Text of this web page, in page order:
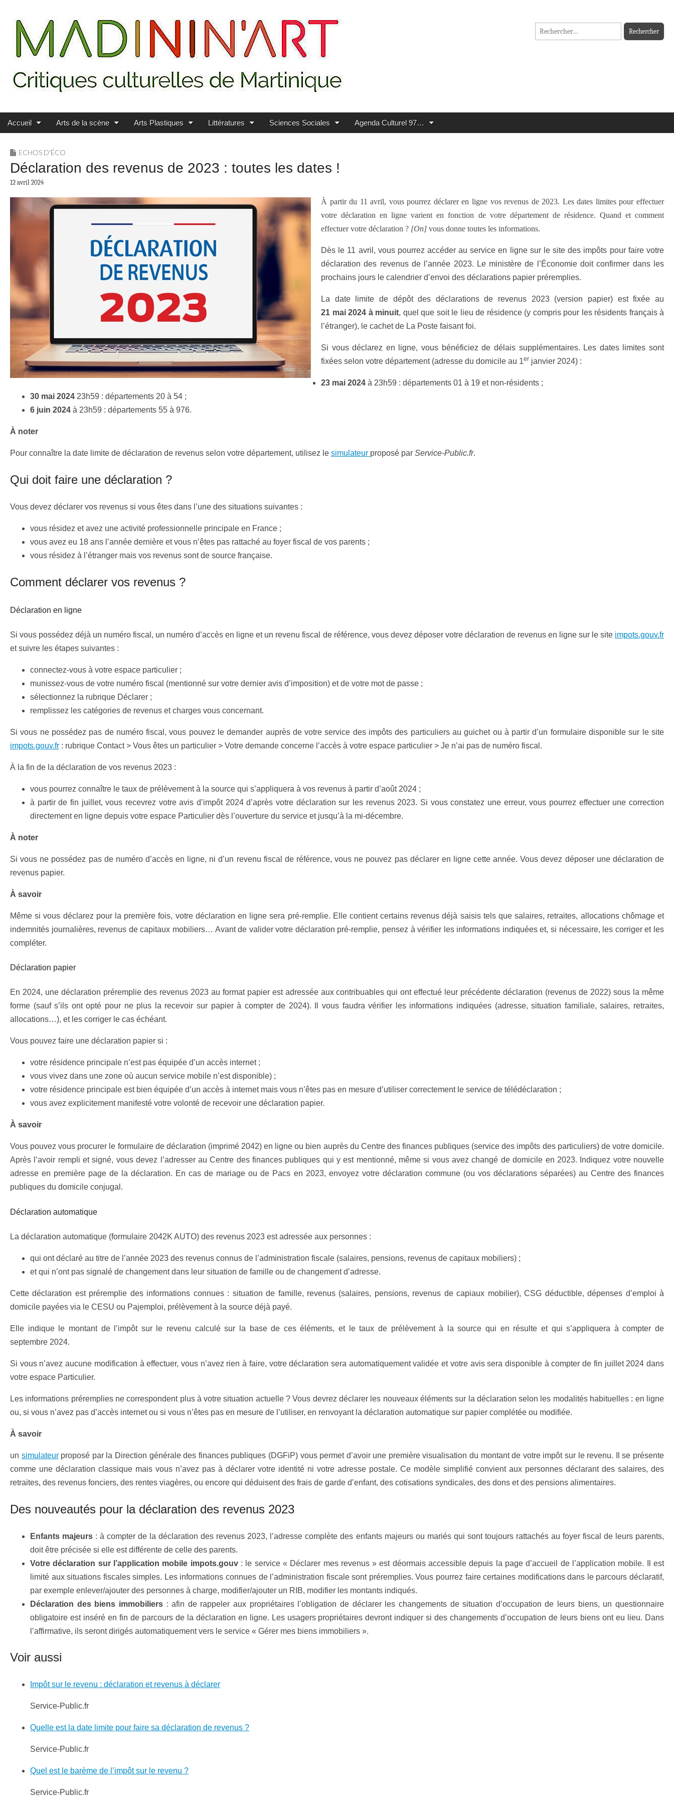
MADININ'ART
Rechercher :
Main menu
Skip to content
Accueil Arts de la scène Arts Plastiques Littératures Sciences Sociales Agenda Culturel 97…
ECHOS D'ÉCO
Déclaration des revenus de 2023 : toutes les dates !
12 avril 2024
À partir du 11 avril, vous pourrez déclarer en ligne vos revenus de 2023. Les dates limites pour effectuer
votre déclaration en ligne varient en fonction de votre département de résidence. Quand et comment
effectuer votre déclaration ? [On] vous donne toutes les informations.
Dès le 11 avril, vous pourrez accéder au service en ligne sur le site des impôts pour faire votre
déclaration des revenus de l’année 2023. Le ministère de l’Économie doit confirmer dans les
prochains jours le calendrier d’envoi des déclarations papier préremplies.
La date limite de dépôt des déclarations de revenus 2023 (version papier) est fixée au
21 mai 2024 à minuit, quel que soit le lieu de résidence (y compris pour les résidents français à
l’étranger), le cachet de La Poste faisant foi.
Si vous déclarez en ligne, vous bénéficiez de délais supplémentaires. Les dates limites sont
fixées selon votre département (adresse du domicile au 1er janvier 2024) :
23 mai 2024 à 23h59 : départements 01 à 19 et non-résidents ;
30 mai 2024 23h59 : départements 20 à 54 ;
6 juin 2024 à 23h59 : départements 55 à 976.
À noter
Pour connaître la date limite de déclaration de revenus selon votre département, utilisez le simulateur proposé par Service-Public.fr.
Qui doit faire une déclaration ?
Vous devez déclarer vos revenus si vous êtes dans l’une des situations suivantes :
vous résidez et avez une activité professionnelle principale en France ;
vous avez eu 18 ans l’année dernière et vous n’êtes pas rattaché au foyer fiscal de vos parents ;
vous résidez à l’étranger mais vos revenus sont de source française.
Comment déclarer vos revenus ?
Déclaration en ligne
Si vous possédez déjà un numéro fiscal, un numéro d’accès en ligne et un revenu fiscal de référence, vous devez déposer votre déclaration de revenus en ligne sur le site impots.gouv.fr
et suivre les étapes suivantes :
connectez-vous à votre espace particulier ;
munissez-vous de votre numéro fiscal (mentionné sur votre dernier avis d’imposition) et de votre mot de passe ;
sélectionnez la rubrique Déclarer ;
remplissez les catégories de revenus et charges vous concernant.
Si vous ne possédez pas de numéro fiscal, vous pouvez le demander auprès de votre service des impôts des particuliers au guichet ou à partir d’un formulaire disponible sur le site
impots.gouv.fr : rubrique Contact > Vous êtes un particulier > Votre demande concerne l’accès à votre espace particulier > Je n’ai pas de numéro fiscal.
À la fin de la déclaration de vos revenus 2023 :
vous pourrez connaître le taux de prélèvement à la source qui s’appliquera à vos revenus à partir d’août 2024 ;
à partir de fin juillet, vous recevrez votre avis d’impôt 2024 d’après votre déclaration sur les revenus 2023. Si vous constatez une erreur, vous pourrez effectuer une correction
directement en ligne depuis votre espace Particulier dès l’ouverture du service et jusqu’à la mi-décembre.
À noter
Si vous ne possédez pas de numéro d’accès en ligne, ni d’un revenu fiscal de référence, vous ne pouvez pas déclarer en ligne cette année. Vous devez déposer une déclaration de
revenus papier.
À savoir
Même si vous déclarez pour la première fois, votre déclaration en ligne sera pré-remplie. Elle contient certains revenus déjà saisis tels que salaires, retraites, allocations chômage et
indemnités journalières, revenus de capitaux mobiliers… Avant de valider votre déclaration pré-remplie, pensez à vérifier les informations indiquées et, si nécessaire, les corriger et les
compléter.
Déclaration papier
En 2024, une déclaration préremplie des revenus 2023 au format papier est adressée aux contribuables qui ont effectué leur précédente déclaration (revenus de 2022) sous la même
forme (sauf s’ils ont opté pour ne plus la recevoir sur papier à compter de 2024). Il vous faudra vérifier les informations indiquées (adresse, situation familiale, salaires, retraites,
allocations…), et les corriger le cas échéant.
Vous pouvez faire une déclaration papier si :
votre résidence principale n’est pas équipée d’un accès internet ;
vous vivez dans une zone où aucun service mobile n’est disponible) ;
votre résidence principale est bien équipée d’un accès à internet mais vous n’êtes pas en mesure d’utiliser correctement le service de télédéclaration ;
vous avez explicitement manifesté votre volonté de recevoir une déclaration papier.
À savoir
Vous pouvez vous procurer le formulaire de déclaration (imprimé 2042) en ligne ou bien auprès du Centre des finances publiques (service des impôts des particuliers) de votre domicile.
Après l’avoir rempli et signé, vous devez l’adresser au Centre des finances publiques qui y est mentionné, même si vous avez changé de domicile en 2023. Indiquez votre nouvelle
adresse en première page de la déclaration. En cas de mariage ou de Pacs en 2023, envoyez votre déclaration commune (ou vos déclarations séparées) au Centre des finances
publiques du domicile conjugal.
Déclaration automatique
La déclaration automatique (formulaire 2042K AUTO) des revenus 2023 est adressée aux personnes :
qui ont déclaré au titre de l’année 2023 des revenus connus de l’administration fiscale (salaires, pensions, revenus de capitaux mobiliers) ;
et qui n’ont pas signalé de changement dans leur situation de famille ou de changement d’adresse.
Cette déclaration est préremplie des informations connues : situation de famille, revenus (salaires, pensions, revenus de capiaux mobilier), CSG déductible, dépenses d’emploi à
domicile payées via le CESU ou Pajemploi, prélèvement à la source déjà payé.
Elle indique le montant de l’impôt sur le revenu calculé sur la base de ces éléments, et le taux de prélèvement à la source qui en résulte et qui s’appliquera à compter de
septembre 2024.
Si vous n’avez aucune modification à effectuer, vous n’avez rien à faire, votre déclaration sera automatiquement validée et votre avis sera disponible à compter de fin juillet 2024 dans
votre espace Particulier.
Les informations préremplies ne correspondent plus à votre situation actuelle ? Vous devrez déclarer les nouveaux éléments sur la déclaration selon les modalités habituelles : en ligne
ou, si vous n’avez pas d’accès internet ou si vous n’êtes pas en mesure de l’utiliser, en renvoyant la déclaration automatique sur papier complétée ou modifiée.
À savoir
un simulateurproposé par la Direction générale des finances publiques (DGFiP) vous permet d’avoir une première visualisation du montant de votre impôt sur le revenu. Il se présente
comme une déclaration classique mais vous n’avez pas à déclarer votre identité ni votre adresse postale. Ce modèle simplifié convient aux personnes déclarant des salaires, des
retraites, des revenus fonciers, des rentes viagères, ou encore qui déduisent des frais de garde d’enfant, des cotisations syndicales, des dons et des pensions alimentaires.
Des nouveautés pour la déclaration des revenus 2023
Enfants majeurs : à compter de la déclaration des revenus 2023, l’adresse complète des enfants majeurs ou mariés qui sont toujours rattachés au foyer fiscal de leurs parents,
doit être précisée si elle est différente de celle des parents.
Votre déclaration sur l’application mobile impots.gouv: le service « Déclarer mes revenus » est déormais accessible depuis la page d’accueil de l’application mobile. Il est
limité aux situations fiscales simples. Les informations connues de l’administration fiscale sont préremplies. Vous pourrez faire certaines modifications dans le parcours déclaratif,
par exemple enlever/ajouter des personnes à charge, modifier/ajouter un RIB, modifier les montants indiqués.
Déclaration des biens immobiliers: afin de rappeler aux propriétaires l’obligation de déclarer les changements de situation d’occupation de leurs biens, un questionnaire
obligatoire est inséré en fin de parcours de la déclaration en ligne. Les usagers propriétaires devront indiquer si des changements d’occupation de leurs biens ont eu lieu. Dans
l’affirmative, ils seront dirigés automatiquement vers le service « Gérer mes biens immobiliers ».
Voir aussi
Impôt sur le revenu : déclaration et revenus à déclarer
Service-Public.fr
Quelle est la date limite pour faire sa déclaration de revenus ?
Service-Public.fr
Quel est le barème de l’impôt sur le revenu ?
Service-Public.fr